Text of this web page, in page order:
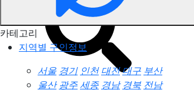
카테고리
지역별 구인정보
서울 경기 인천 대전대구 부산
울산 광주세종 경남 경북 전남